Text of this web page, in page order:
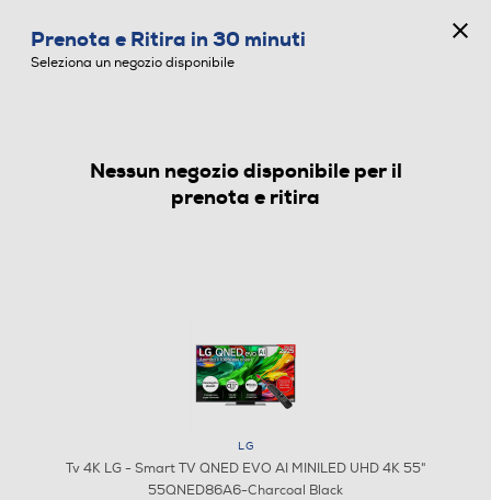
Prenota e Ritira in 30 minuti
Seleziona un negozio disponibile
Nessun negozio disponibile per il
prenota e ritira
LG
Tv 4K LG - Smart TV QNED EVO AI MINILED UHD 4K 55"
55QNED86A6-Charcoal Black